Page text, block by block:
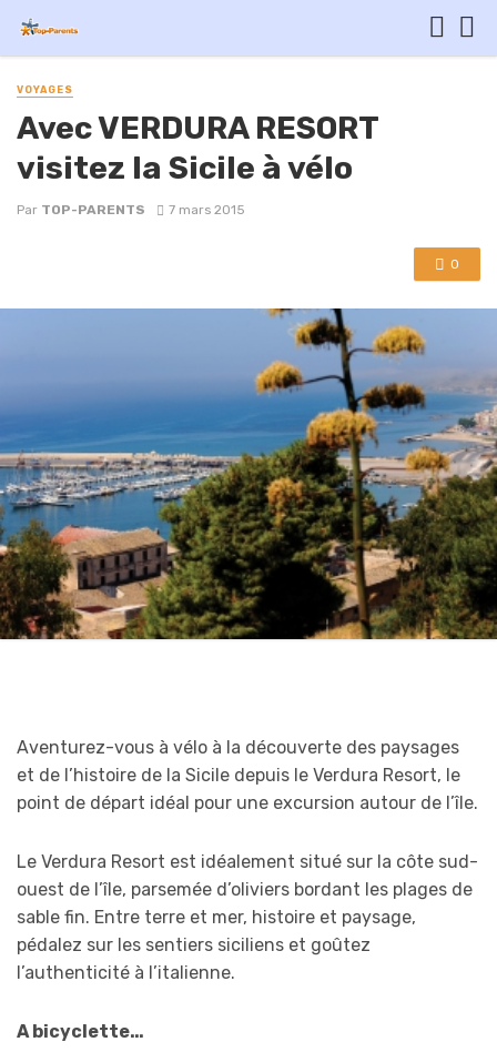
VOYAGES
Avec VERDURA RESORT
visitez la Sicile à vélo
Par TOP-PARENTS 7 mars 2015
0
Aventurez-vous à vélo à la découverte des paysages
et de l’histoire de la Sicile depuis le Verdura Resort, le
point de départ idéal pour une excursion autour de l’île.
Le Verdura Resort est idéalement situé sur la côte sud-
ouest de l’île, parsemée d’oliviers bordant les plages de
sable fin. Entre terre et mer, histoire et paysage,
pédalez sur les sentiers siciliens et goûtez
l’authenticité à l’italienne.
A bicyclette…